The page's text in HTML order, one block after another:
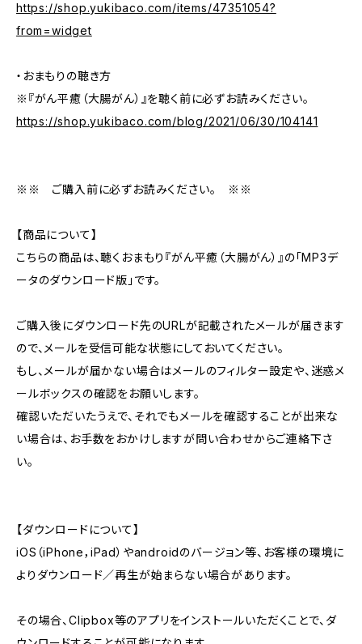
https://shop.yukibaco.com/items/47351054?
from=widget
・おまもりの聴き方
※『がん平癒（大腸がん）』を聴く前に必ずお読みください。
https://shop.yukibaco.com/blog/2021/06/30/104141
※※ ご購入前に必ずお読みください。 ※※
【商品について】
こちらの商品は、聴くおまもり『がん平癒（大腸がん）』の「MP3デ
ータのダウンロード版」です。
ご購入後にダウンロード先のURLが記載されたメールが届きます
ので、メールを受信可能な状態にしておいてください。
もし、メールが届かない場合はメールのフィルター設定や、迷惑メ
ールボックスの確認をお願いします。
確認いただいたうえで、それでもメールを確認することが出来な
い場合は、お手数をおかけしますが問い合わせからご連絡下さ
い。
【ダウンロードについて】
iOS（iPhone，iPad）やandroidのバージョン等、お客様の環境に
よりダウンロード／再生が始まらない場合があります。
その場合、Clipbox等のアプリをインストールいただくことで、ダ